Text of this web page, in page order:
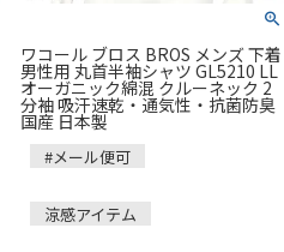
ワコール ブロス BROS メンズ 下着
男性用 丸首半袖シャツ GL5210 LL
オーガニック綿混 クルーネック 2
分袖 吸汗速乾・通気性・抗菌防臭
国産 日本製
#メール便可
涼感アイテム